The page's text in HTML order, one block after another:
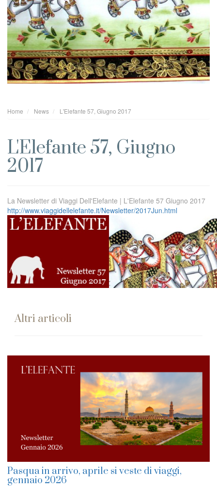
Home News L'Elefante 57, Giugno 2017
L'Elefante 57, Giugno
2017
La Newsletter di Viaggi Dell'Elefante | L'Elefante 57 Giugno 2017
http://www.viaggidellelefante.it/Newsletter/2017Jun.html
Altri articoli
Pasqua in arrivo, aprile si veste di viaggi,
gennaio 2026